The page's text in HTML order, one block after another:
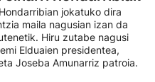
jokatuko dira
maila nagusian izan da
Hiru zutabe nagusi
Elduaien presidentea,
Joseba Amunarriz patroia.